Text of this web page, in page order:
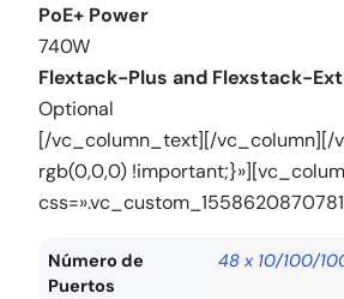
PoE+ Power
740W
Flextack-Plus and Flexstack-
Optional
[/vc_column_text][/vc_column][/
rgb(0,0,0)
Número de
Puertos
48 x 10/100/